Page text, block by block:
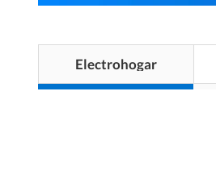
Electrohogar